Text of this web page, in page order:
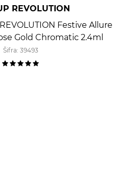
REVOLUTION
Festive Allure
Gold Chromatic 2.4ml
Šifra: 39493